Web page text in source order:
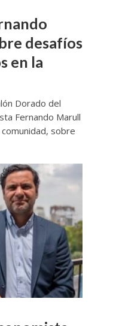
desafíos
en la
Dorado del
Fernando Marull
sobre